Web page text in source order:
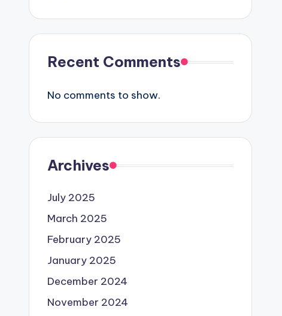
Recent Comments
No comments to show.
Archives
July 2025
March 2025
February 2025
January 2025
December 2024
November 2024